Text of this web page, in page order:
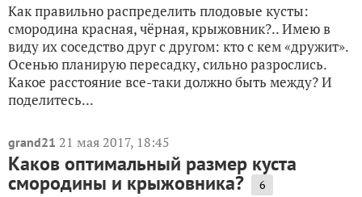
Как правильно распределить плодовые кусты:
смородина красная, чёрная, крыжовник?.. Имею в
виду их соседство друг с другом: кто с кем «дружит».
Осенью планирую пересадку, сильно разрослись.
Какое расстояние все-таки должно быть между? И
поделитесь...
grand21 21 мая 2017, 18:45
Каков оптимальный размер куста
смородины и крыжовника? 6